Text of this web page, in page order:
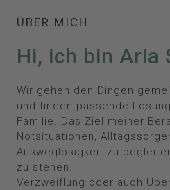
ÜBER MICH
Hi, ich bin Aria
Wir gehen den Dingen
und finden passende
Familie. Das Ziel meiner
Notsituationen,
Ausweglosigkeit zu
zu stehen.
Verzweiflung oder auch